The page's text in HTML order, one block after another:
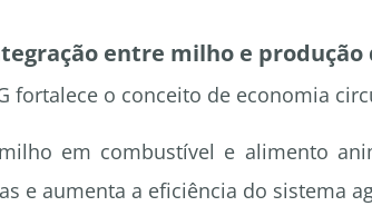
entre milho e
fortalece o conceito de economia
em combustível e alimento
e aumenta a eficiência do sistema